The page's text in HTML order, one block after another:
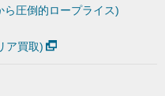
ら圧倒的ロープライス)
ア買取)